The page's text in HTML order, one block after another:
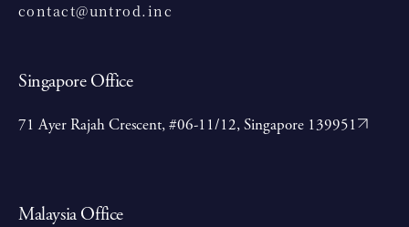
contact@untrod.inc
Singapore Office
71 Ayer Rajah Crescent, #06-11/12, Singapore 139951
Malaysia Office